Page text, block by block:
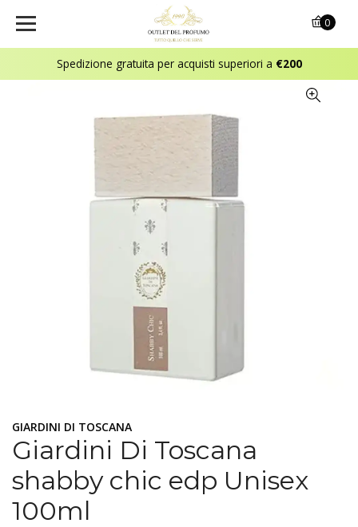
Spedizione gratuita per acquisti superiori a €200
0
GIARDINI DI TOSCANA
Giardini Di Toscana
shabby chic edp Unisex
100ml